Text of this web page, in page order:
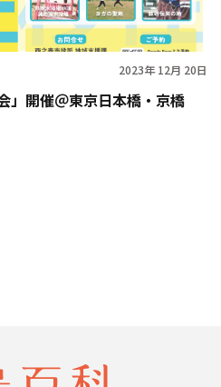
2023年 12月 20日
」開催＠東京日本橋・京橋